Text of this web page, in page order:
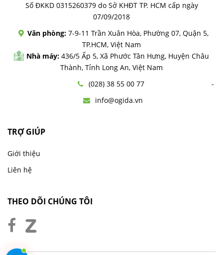
Số ĐKKD 0315260379 do Sở KHĐT TP. HCM cấp ngày
07/09/2018
Văn phòng: 7-9-11 Trần Xuân Hòa, Phường 07, Quận 5,
TP.HCM, Việt Nam
Nhà máy: 436/5 Ấp 5, Xã Phước Tân Hưng, Huyện Châu
Thành, Tỉnh Long An, Việt Nam
(028) 38 55 00 77
info@ogida.vn
TRỢ GIÚP
Giới thiệu
Liên hệ
THEO DÕI CHÚNG TÔI